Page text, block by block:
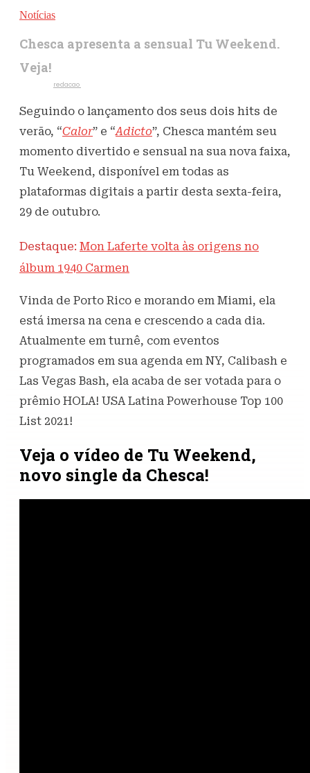
Notícias
Chesca apresenta a sensual Tu Weekend.
Veja!
redacao
Seguindo o lançamento dos seus dois hits de
verão, “Calor” e “Adicto”, Chesca mantém seu
momento divertido e sensual na sua nova faixa,
Tu Weekend, disponível em todas as
plataformas digitais a partir desta sexta-feira,
29 de outubro.
Destaque: Mon Laferte volta às origens no
álbum 1940 Carmen
Vinda de Porto Rico e morando em Miami, ela
está imersa na cena e crescendo a cada dia.
Atualmente em turnê, com eventos
programados em sua agenda em NY, Calibash e
Las Vegas Bash, ela acaba de ser votada para o
prêmio HOLA! USA Latina Powerhouse Top 100
List 2021!
Veja o vídeo de Tu Weekend,
novo single da Chesca!